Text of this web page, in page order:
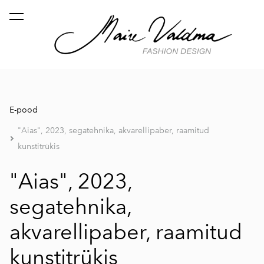
lisati ostukorvi. Vaata ostukorvi
E-pood
"Aias", 2023, segatehnika, akvarellipaber, raamitud
kunstitrükis
"Aias", 2023,
segatehnika,
akvarellipaber, raamitud
kunstitrükis